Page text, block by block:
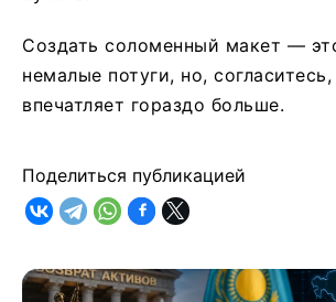
Создать соломенный макет —
немалые потуги, но,
впечатляет гораздо больше.
Поделиться публикацией